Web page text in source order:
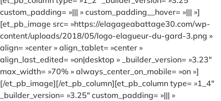
custom_padding= »||| » custom_padding__hover= »||| »]
[et_pb_image src= »https://elagageabattage30.com/wp-
content/uploads/2018/05/logo-elagueur-du-gard-3.png »
align= »center » align_tablet= »center »
align_last_edited= »on|desktop » _builder_version= »3.23″
max_width= »70% » always_center_on_mobile= »on »]
[/et_pb_image][/et_pb_column][et_pb_column type= »1_4″
_builder_version= »3.25″ custom_padding= »||| »